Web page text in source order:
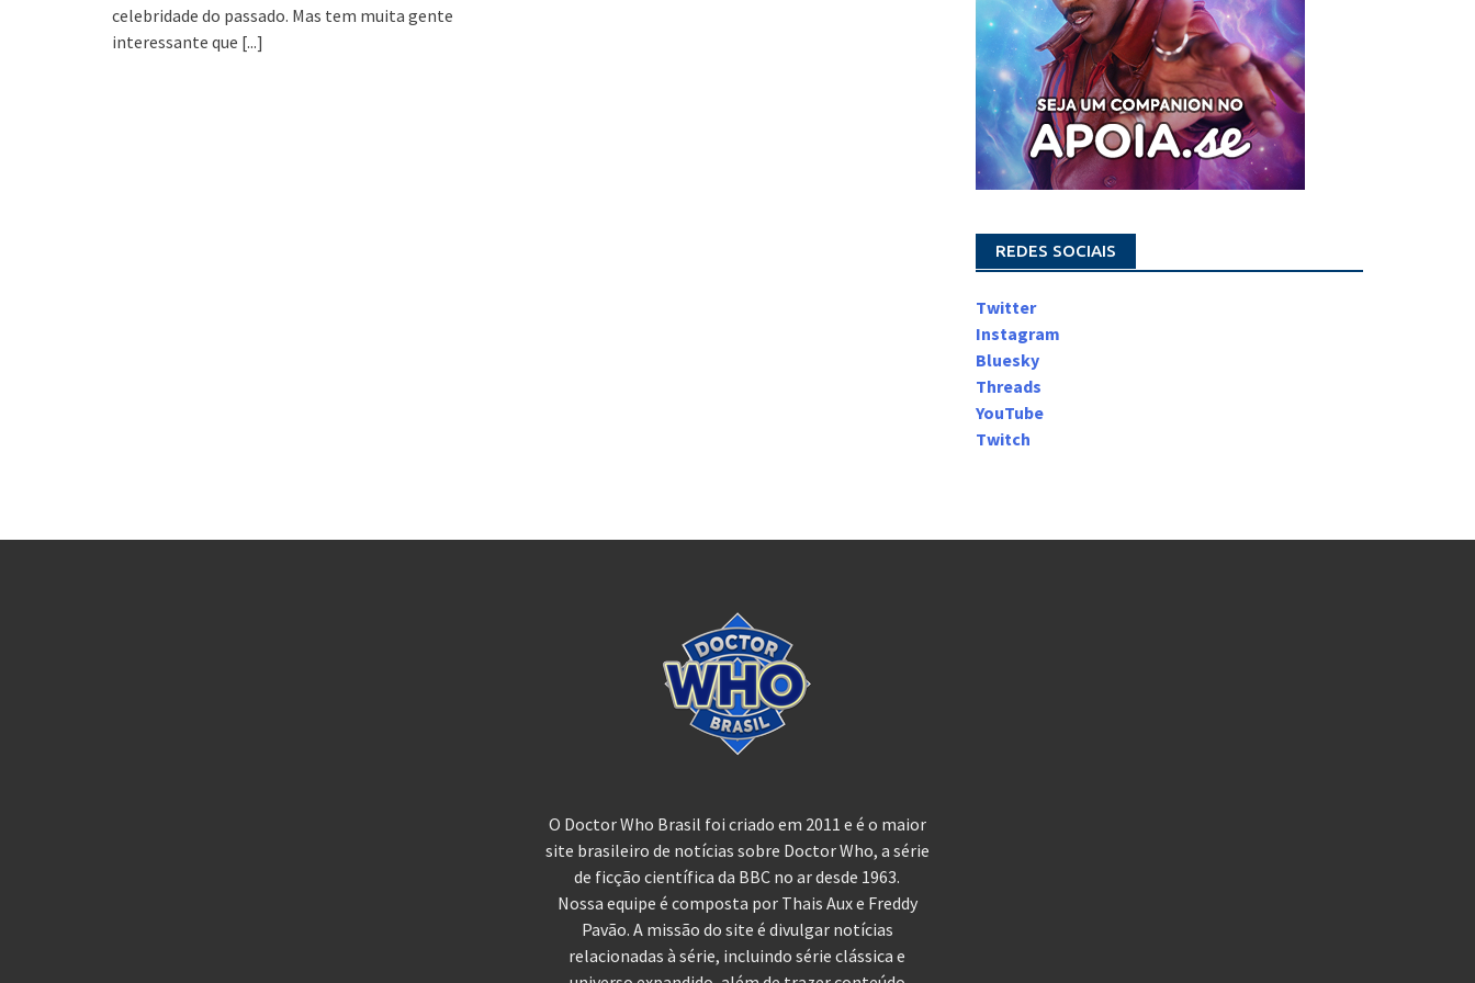
celebridade do passado. Mas tem muita gente
interessante que [...]
REDES SOCIAIS
Twitter
Instagram
Bluesky
Threads
YouTube
Twitch
O Doctor Who Brasil foi criado em 2011 e é o maior
site brasileiro de notícias sobre Doctor Who, a série
de ficção científica da BBC no ar desde 1963.
Nossa equipe é composta por Thais Aux e Freddy
Pavão. A missão do site é divulgar notícias
relacionadas à série, incluindo série clássica e